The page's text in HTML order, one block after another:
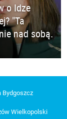
o Idze
"Ta
nad sobą.
Bydgoszcz
Wielkopolski